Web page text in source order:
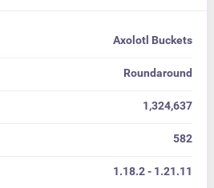
Axolotl Buckets
Roundaround
1,324,637
582
1.18.2 - 1.21.11